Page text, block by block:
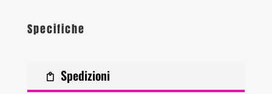
Specifiche
Spedizioni